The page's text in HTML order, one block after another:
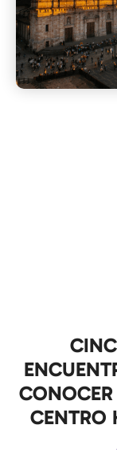
CENTRO